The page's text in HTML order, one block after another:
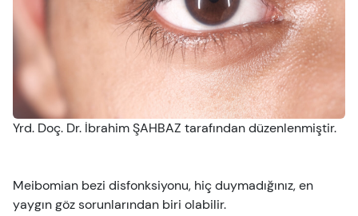
Göz Yaralanmaları
Belirtiler
Göz Muayenesi
Görme Sağlığı
Güvenlik
Göz Testleri
Ebeveynler ve Çocuklar
Bakım
Videolar
Yrd. Doç. Dr. İbrahim ŞAHBAZ tarafından düzenlenmiştir.
Meibomian bezi disfonksiyonu, hiç duymadığınız, en
yaygın göz sorunlarından biri olabilir.